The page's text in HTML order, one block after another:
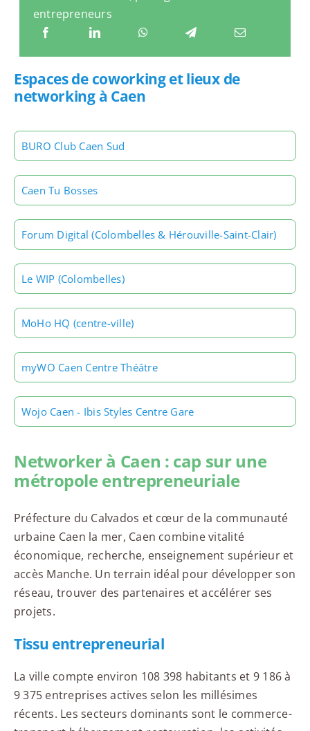
entrepreneurs
Espaces de coworking et lieux de
networking à Caen
BURO Club Caen Sud
Caen Tu Bosses
Forum Digital (Colombelles & Hérouville-Saint-Clair)
Le WIP (Colombelles)
MoHo HQ (centre-ville)
myWO Caen Centre Théâtre
Wojo Caen - Ibis Styles Centre Gare
Networker à Caen : cap sur une
métropole entrepreneuriale
Préfecture du Calvados et cœur de la communauté
urbaine Caen la mer, Caen combine vitalité
économique, recherche, enseignement supérieur et
accès Manche. Un terrain idéal pour développer son
réseau, trouver des partenaires et accélérer ses
projets.
Tissu entrepreneurial
La ville compte environ 108 398 habitants et 9 186 à
9 375 entreprises actives selon les millésimes
récents. Les secteurs dominants sont le commerce-